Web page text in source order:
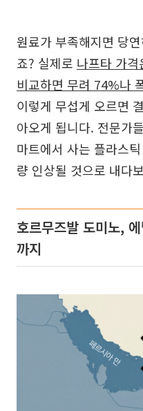
원료가 부족해지면 당
죠? 실제로 나프타 가
비교하면 무려 74%나
이렇게 무섭게 오르면
아오게 됩니다. 전문가
마트에서 사는 플라스
량 인상될 것으로 내다
호르무즈발 도미노,
까지